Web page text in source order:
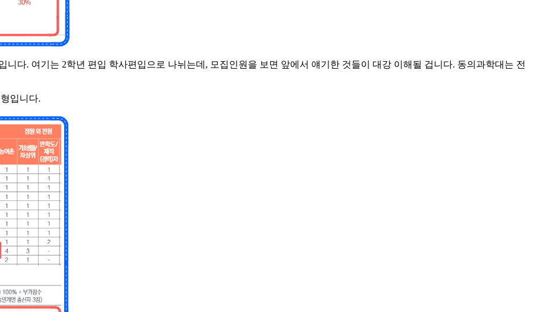
다. 여기는 2학년 편입 학사편입으로 나뉘는데, 모집인원을 보면 앞에서 얘기한 것들이 대강 이해될 겁니다. 동의과학대는 전
입니다.